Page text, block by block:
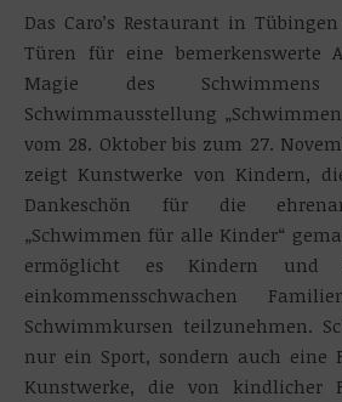
Das Caro’s Restaurant in Tübingen öffnet erneut seine
Türen für eine bemerkenswerte
Magie des
Schwimmausstellung
vom 28. Oktober bis zum 27.
zeigt Kunstwerke von Kindern,
Dankeschön für die
„Schwimmen für alle Kinder“
ermöglicht es Kindern und
einkommensschwachen
Schwimmkursen teilzunehmen.
nur ein Sport, sondern auch eine
Kunstwerke, die von kindlicher